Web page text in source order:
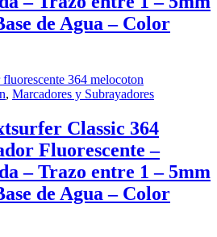
de Agua – Color
, Marcadores y Subrayadores
Classic 364
Fluorescente –
– Trazo entre 1 – 5mm
de Agua – Color